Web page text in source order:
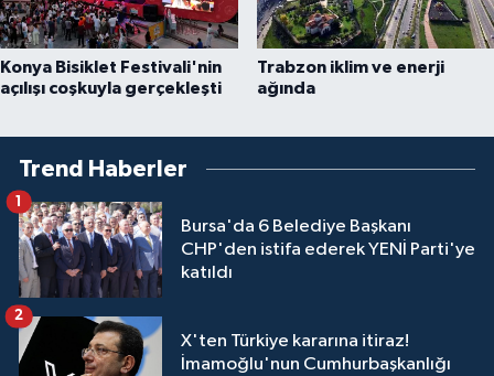
Konya Bisiklet Festivali'nin
açılışı coşkuyla gerçekleşti
Trabzon iklim ve enerji
ağında
Trend Haberler
Bursa'da 6 Belediye Başkanı
CHP'den istifa ederek YENİ Parti'ye
katıldı
1
X'ten Türkiye kararına itiraz!
İmamoğlu'nun Cumhurbaşkanlığı
2